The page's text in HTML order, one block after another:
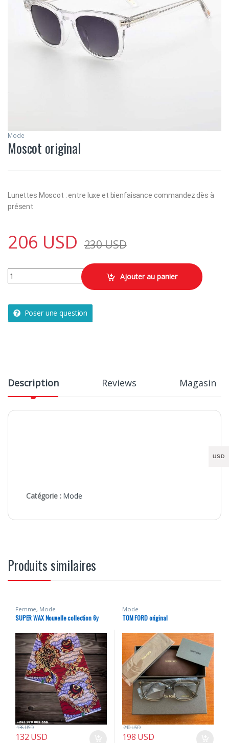
Mode
Moscot original
Lunettes Moscot : entre luxe et bienfaisance commandez dès à
présent
206 USD 230USD
Moscot original quantity Ajouter au panier
Poser une question
Description Reviews Magasin
Catégorie : Mode
Produits similaires
Femme, Mode
SUPER WAX Nouvelle collection 6y
132 USD
136USD
Mode
TOM FORD original
198 USD
210USD
USD